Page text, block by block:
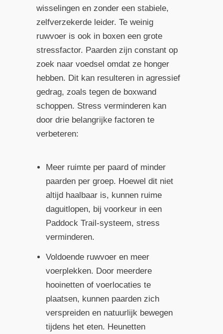
wisselingen en zonder een stabiele,
zelfverzekerde leider. Te weinig
ruwvoer is ook in boxen een grote
stressfactor. Paarden zijn constant op
zoek naar voedsel omdat ze honger
hebben. Dit kan resulteren in agressief
gedrag, zoals tegen de boxwand
schoppen. Stress verminderen kan
door drie belangrijke factoren te
verbeteren:
Meer ruimte per paard of minder
paarden per groep. Hoewel dit niet
altijd haalbaar is, kunnen ruime
daguitlopen, bij voorkeur in een
Paddock Trail-systeem, stress
verminderen.
Voldoende ruwvoer en meer
voerplekken. Door meerdere
hooinetten of voerlocaties te
plaatsen, kunnen paarden zich
verspreiden en natuurlijk bewegen
tijdens het eten. Heunetten